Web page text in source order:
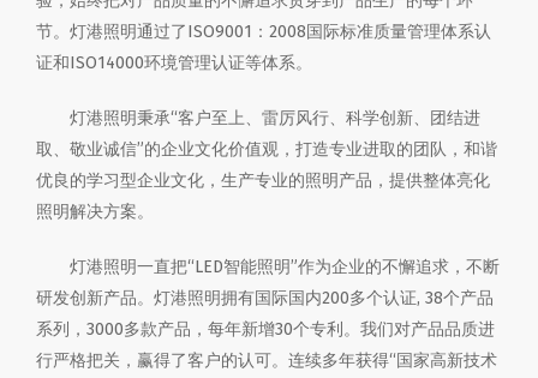
节。灯港照明通过了ISO9001：2008国际标准质量管理体系认
证和ISO14000环境管理认证等体系。
灯港照明秉承“客户至上、雷厉风行、科学创新、团结进
取、敬业诚信”的企业文化价值观，打造专业进取的团队，和谐
优良的学习型企业文化，生产专业的照明产品，提供整体亮化
照明解决方案。
灯港照明一直把“LED智能照明”作为企业的不懈追求，不断
研发创新产品。灯港照明拥有国际国内200多个认证, 38个产品
系列，3000多款产品，每年新增30个专利。我们对产品品质进
行严格把关，赢得了客户的认可。连续多年获得“国家高新技术